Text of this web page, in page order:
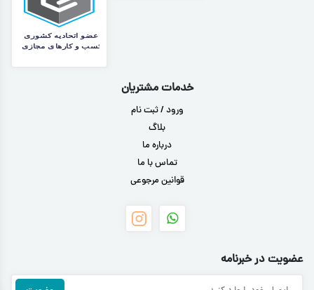
خدمات مشتریان
ورود / ثبت نام
بلاگ
درباره ما
تماس با ما
قوانین مرجوعی
عضویت در خبرنامه